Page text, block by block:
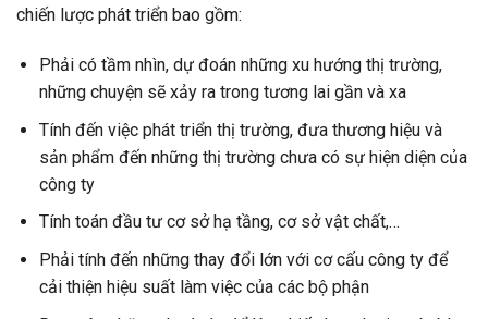
chiến lược phát triển bao gồm:
Phải có tầm nhìn, dự đoán những xu hướng thị trường,
những chuyện sẽ xảy ra trong tương lai gần và xa
Tính đến việc phát triển thị trường, đưa thương hiệu và
sản phẩm đến những thị trường chưa có sự hiện diện của
công ty
Tính toán đầu tư cơ sở hạ tầng, cơ sở vật chất,…
Phải tính đến những thay đổi lớn với cơ cấu công ty để
cải thiện hiệu suất làm việc của các bộ phận